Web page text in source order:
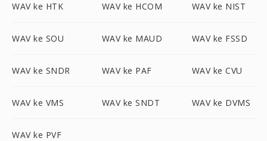
WAV ke HTK WAV ke HCOM WAV ke NIST
WAV ke SOU WAV ke MAUD WAV ke FSSD
WAV ke SNDR WAV ke PAF WAV ke CVU
WAV ke VMS WAV ke SNDT WAV ke DVMS
WAV ke PVF